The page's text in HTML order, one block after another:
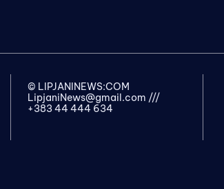
© LIPJANINEWS:COM
LipjaniNews@gmail.com ///
+383 44 444 634